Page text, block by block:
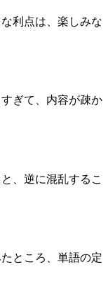
利点は、楽しみな
ぎて、内容が疎か
、逆に混乱するこ
ところ、単語の定